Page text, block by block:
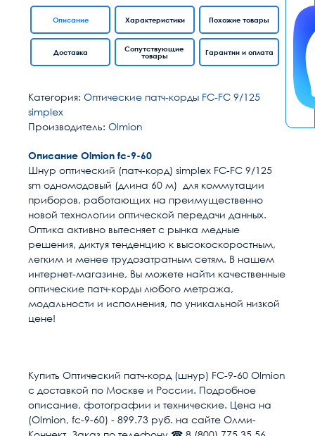
Описание Характеристики
Доставка
Похожие товары
Сопутствующие
товары
Гарантии и оплата
Категория: Оптические патч-корды FC-FC 9/125
simplex
Производитель: Olmion
Описание Olmion fc-9-60
Шнур оптический (патч-корд) simplex FC-FC 9/125
sm одномодовый (длина 60 м) для коммутации
приборов, работающих на преимущественно
новой технологии оптической передачи данных.
Оптика активно вытесняет с рынка медные
решения, диктуя тенденцию к высокоскоростным,
легким и менее трудозатратным сетям. В нашем
интернет-магазине, Вы можете найти качественные
оптические патч-корды любого метража,
модальности и исполнения, по уникальной низкой
цене!
Длина м
Размер кабель канала 55
Разъем 1 FC/UPC
Условия доставки
Доставка осуществляется в течении 2-4
Купить Оптический патч-корд (шнур) FC-9-60 Olmion
с доставкой по Москве и России. Подробное
описание, фотографии и технические. Цена на
(Olmion, fc-9-60) - 899.73 руб. на сайте Олми-